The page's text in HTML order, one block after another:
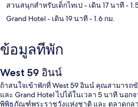
สวนสนุกสำหรับเด็กไทเป - เดิน 17 นาที-
Grand Hotel- เดิน 19 นาที- 1.6 กม.
ข้อมูลที่พัก
West 59 อินน์
ถ้าสนใจเข้าพักที่ West 59 อินน์ คุณสามารถ
และ Grand Hotel ไปได้ในเวลา 5 นาที นอก
พิพิธภัณฑ์พระราชวังแห่งชาติ และ ตลาดกล